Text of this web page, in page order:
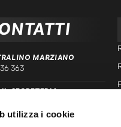
utilizza i cookie
MARZIANO
363
SEGRETERIA